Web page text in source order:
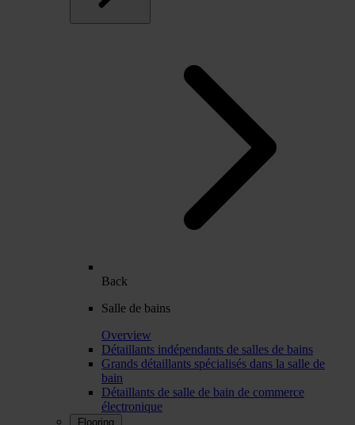
Back
Salle de bains
Overview
Détaillants indépendants de salles de bains
Grands détaillants spécialisés dans la salle de
bain
Détaillants de salle de bain de commerce
électronique
Flooring